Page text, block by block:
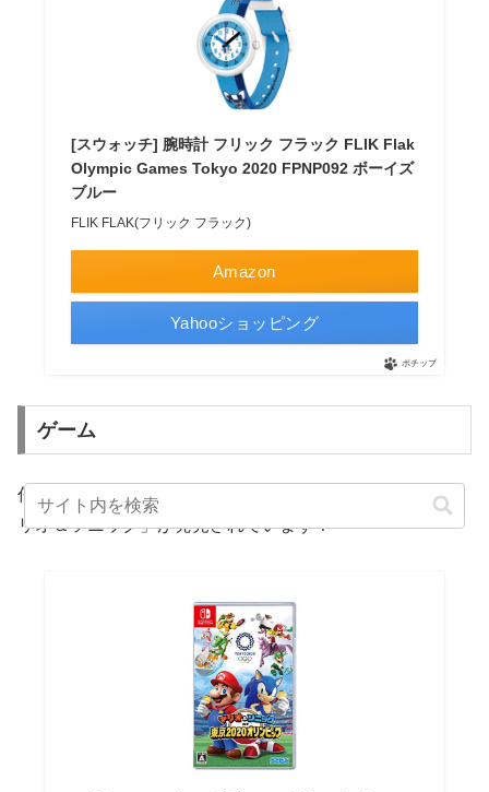
[スウォッチ] 腕時計 フリック フラック FLIK Flak
Olympic Games Tokyo 2020 FPNP092 ボーイズ
ブルー
FLIK FLAK(フリック フラック)
Amazon
Yahooショッピング
ポチップ
ゲーム
任天堂からは、東京2020オリンピックバージョンの「マ
リオ＆ソニック」が発売されています！